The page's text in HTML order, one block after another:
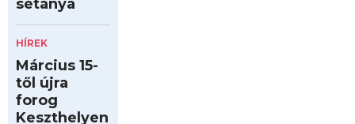
sétánya
HÍREK
Március 15-
től újra
forog
Keszthelyen